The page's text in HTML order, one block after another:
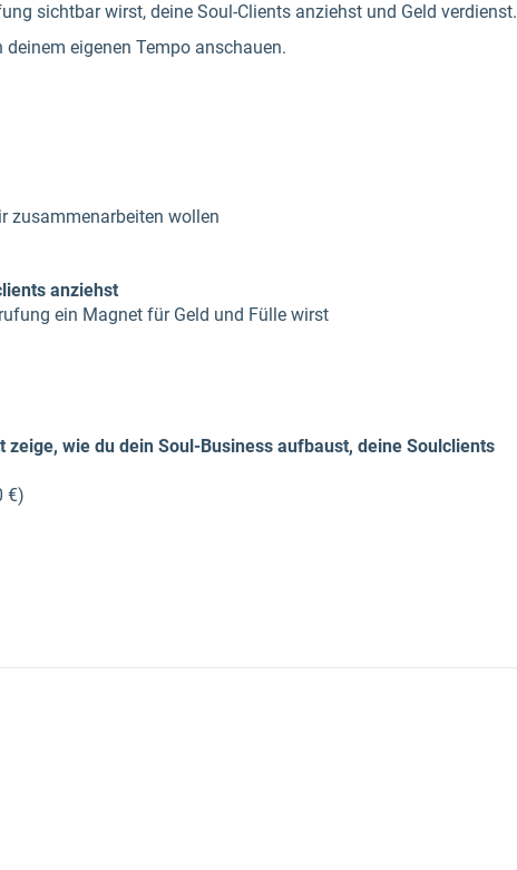
sichtbar wirst, deine Soul-Clients anziehst und Geld verdienst.
eigenen Tempo anschauen.
zusammenarbeiten wollen
anziehst
ein Magnet für Geld und Fülle wirst
wie du dein Soul-Business aufbaust, deine Soulclients
€)